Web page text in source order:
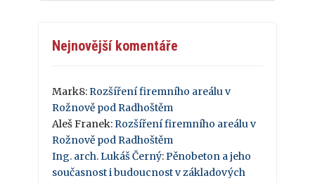
Nejnovější komentáře
Mark8: Rozšíření firemního areálu v
Rožnově pod Radhoštěm
Aleš Franek: Rozšíření firemního areálu v
Rožnově pod Radhoštěm
Ing. arch. Lukáš Černý: Pěnobeton a jeho
současnost i budoucnost v základových